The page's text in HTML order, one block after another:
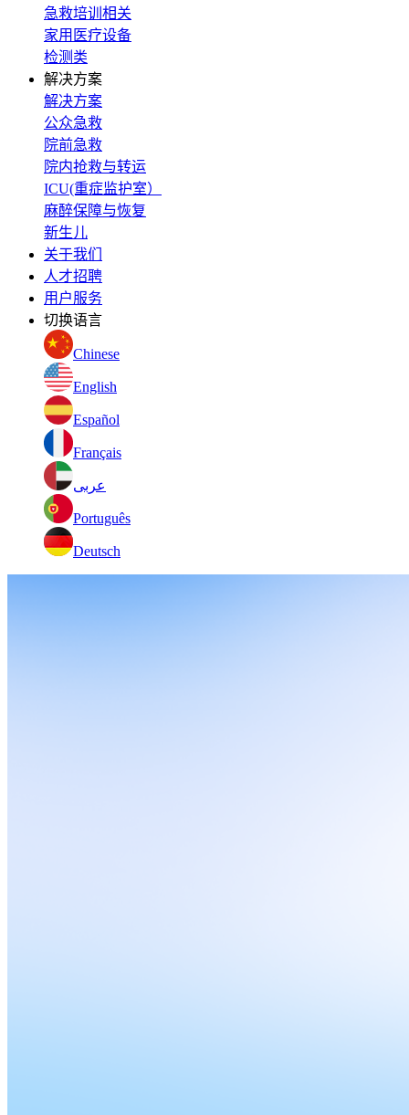
急救培训相关
家用医疗设备
检测类
解决方案
解决方案
公众急救
院前急救
院内抢救与转运
ICU(重症监护室）
麻醉保障与恢复
新生儿
关于我们
人才招聘
用户服务
切换语言
Chinese
English
Español
Français
عربى
Português
Deutsch